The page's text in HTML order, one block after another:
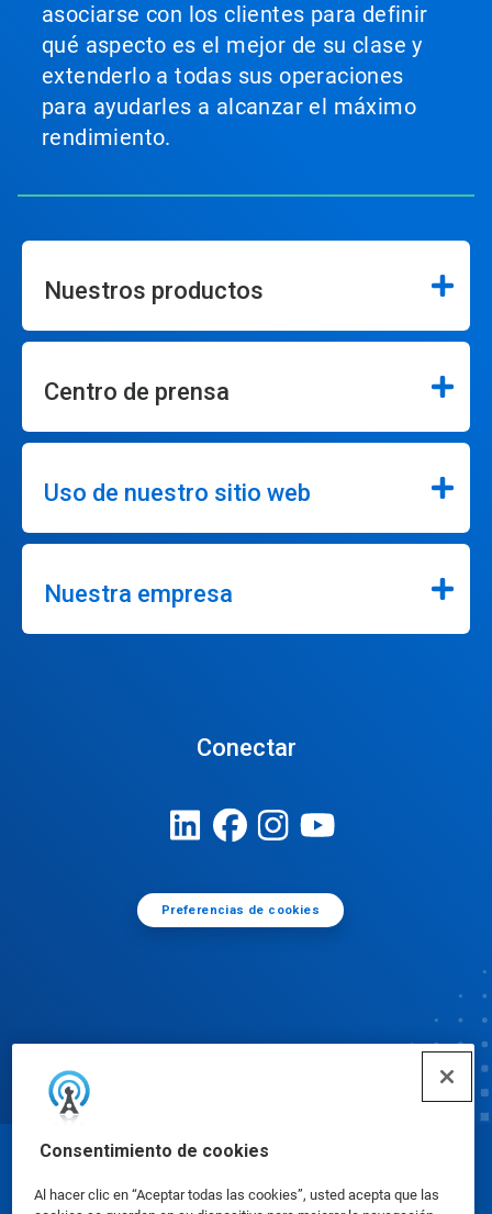
Consentimiento de cookies
Al hacer clic en “Aceptar todas las cookies”, usted acepta que las
asociarse con los clientes para definir
qué aspecto es el mejor de su clase y
extenderlo a todas sus operaciones
para ayudarles a alcanzar el máximo
rendimiento.
Nuestros productos
Centro de prensa
Uso de nuestro sitio web
Nuestra empresa
Conectar
Preferencias de cookies